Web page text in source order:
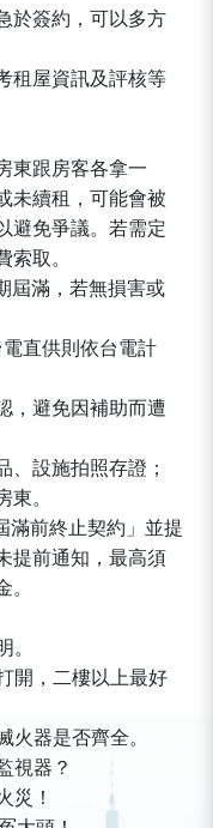
於簽約，可以多方
租屋資訊及評核等
東跟房客各拿一
未續租，可能會被
避免爭議。若需定
索取。
屆滿，若無損害或
直供則依台電計
，避免因補助而遭
、設施拍照存證；
東。
滿前終止契約」並提
提前通知，最高須
。
。
開，二樓以上最好
火器是否齊全。
視器？
災！